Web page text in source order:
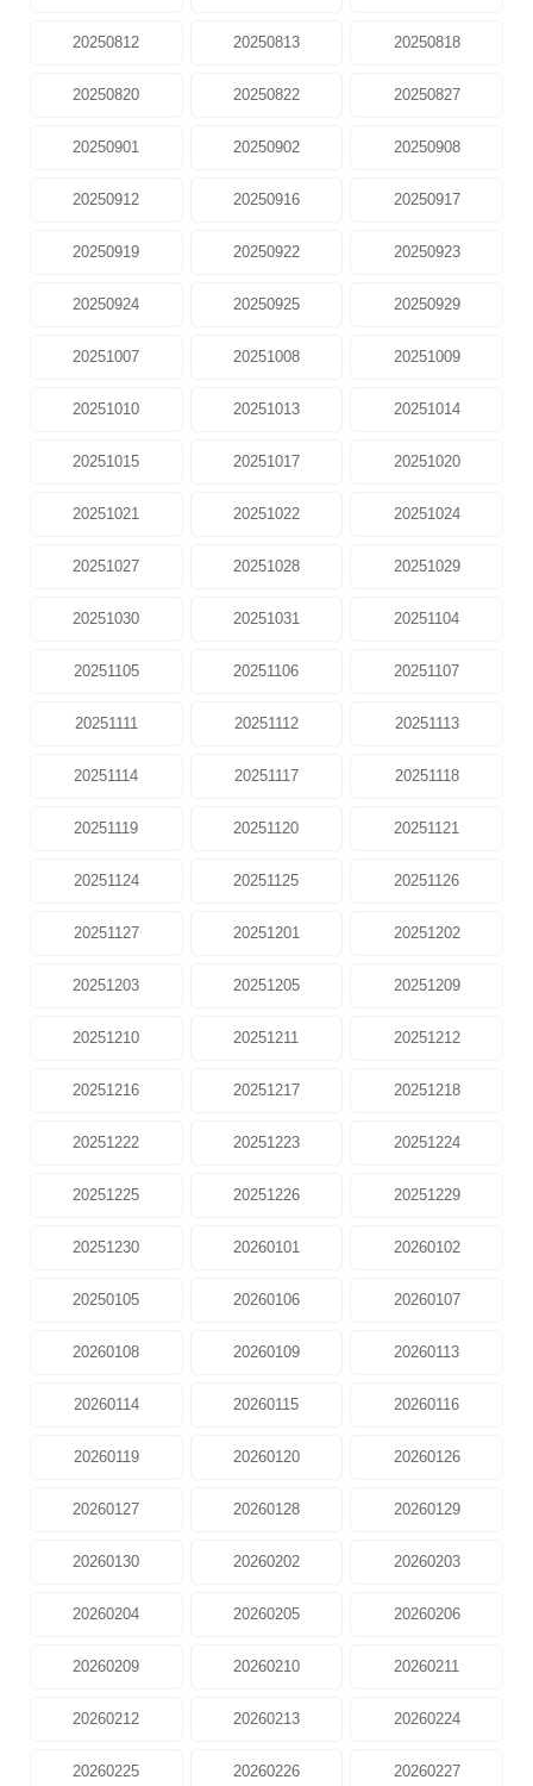
20250812 20250813 20250818
20250820 20250822 20250827
20250901 20250902 20250908
20250912 20250916 20250917
20250919 20250922 20250923
20250924 20250925 20250929
20251007 20251008 20251009
20251010 20251013 20251014
20251015 20251017 20251020
20251021 20251022 20251024
20251027 20251028 20251029
20251030 20251031 20251104
20251105 20251106 20251107
20251111 20251112 20251113
20251114 20251117 20251118
20251119 20251120 20251121
20251124 20251125 20251126
20251127 20251201 20251202
20251203 20251205 20251209
20251210 20251211 20251212
20251216 20251217 20251218
20251222 20251223 20251224
20251225 20251226 20251229
20251230 20260101 20260102
20250105 20260106 20260107
20260108 20260109 20260113
20260114 20260115 20260116
20260119 20260120 20260126
20260127 20260128 20260129
20260130 20260202 20260203
20260204 20260205 20260206
20260209 20260210 20260211
20260212 20260213 20260224
20260225 20260226 20260227